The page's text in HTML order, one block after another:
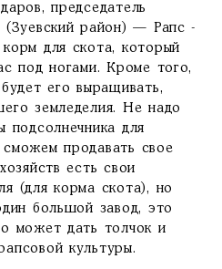
председатель
(Зуевский район) — Рапс -
для скота, который
под ногами. Кроме того,
его выращивать,
земледелия. Не надо
подсолнечника для
продавать свое
есть свои
(для корма скота), но
большой завод, это
может дать толчок и
культуры.